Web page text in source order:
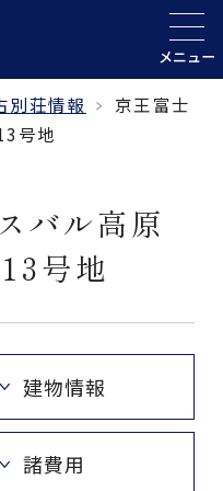
メニュー
別荘情報
京王富士
号地
バル高原
号地
建物情報
諸費用